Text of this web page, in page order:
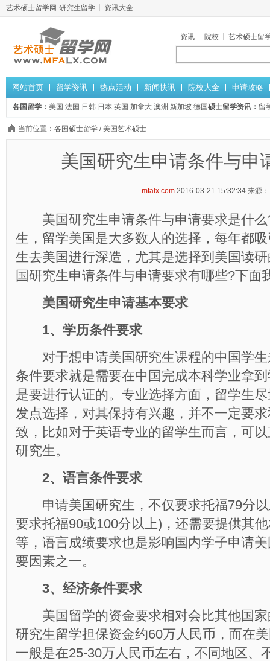
艺术硕士留学网-研究生留学 资讯大全
资讯 院校 艺术硕士留
网站首页 留学资讯 热点活动 新闻快讯 院校大全 申请攻略
各国留学： 美国 法国 日韩 日本 英国 加拿大 澳洲 新加坡 德国硕士留学资讯： 留
当前位置： 各国硕士留学 /美国艺术硕士
美国研究生申请条件与申
mfalx.com 2016-03-21 15:32:34 来源：
美国研究生申请条件与申请要求是什么
生，留学美国是大多数人的选择，每年都
生去美国进行深造，尤其是选择到美国读
国研究生申请条件与申请要求有哪些?下面
美国研究生申请基本要求
1、学历条件要求
对于想申请美国研究生课程的中国学生
条件要求就是需要在中国完成本科学业拿
是要进行认证的。专业选择方面，留学生
发点选择，对其保持有兴趣，并不一定要
致，比如对于英语专业的留学生而言，可
研究生。
2、语言条件要求
申请美国研究生，不仅要求托福79分以
要求托福90或100分以上)，还需要提供其
等，语言成绩要求也是影响国内学子申请
要因素之一。
3、经济条件要求
美国留学的资金要求相对会比其他国家
研究生留学担保资金约60万人民币，而在
一般是在25-30万人民币左右，不同地区、